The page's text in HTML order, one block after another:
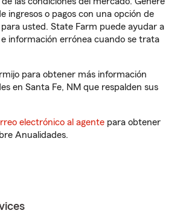
ingresos o pagos con una opción de
usted. State Farm puede ayudar a
información errónea cuando se trata
para obtener más información
en Santa Fe, NM que respalden sus
electrónico al agente para obtener
Anualidades.